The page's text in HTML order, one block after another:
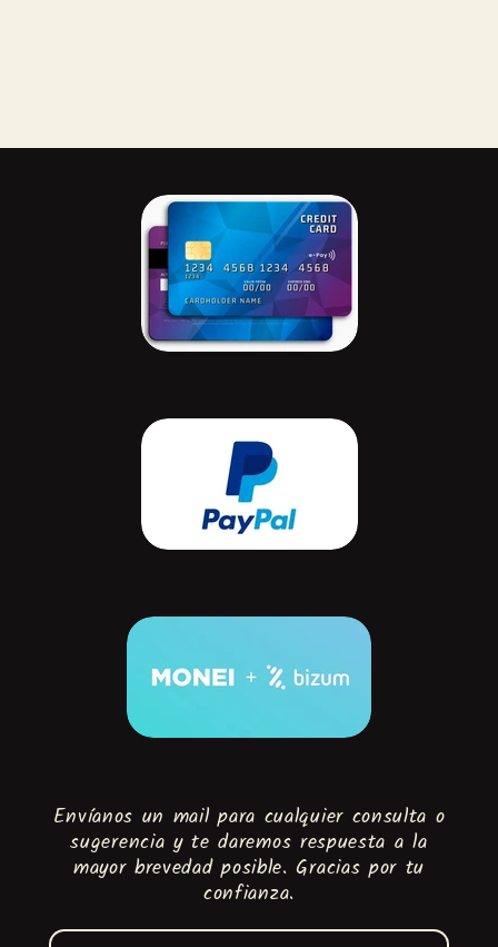
Envíanos un mail para cualquier consulta o
sugerencia y te daremos respuesta a la
mayor brevedad posible. Gracias por tu
confianza.